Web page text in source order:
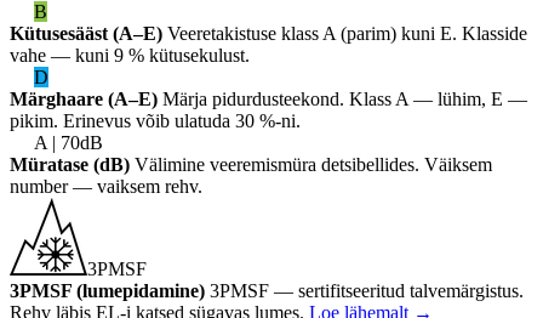
B
Kütusesääst (A–E) Veeretakistuse klass A (parim) kuni E. Klasside
vahe — kuni 9 % kütusekulust.
D
Märghaare (A–E) Märja pidurdusteekond. Klass A — lühim, E —
pikim. Erinevus võib ulatuda 30 %-ni.
A | 70dB
Müratase (dB) Välimine veeremismüra detsibellides. Väiksem
number — vaiksem rehv.
3PMSF
3PMSF (lumepidamine) 3PMSF — sertifitseeritud talvemärgistus.
Rehv läbis EL-i katsed sügavas lumes. Loe lähemalt →